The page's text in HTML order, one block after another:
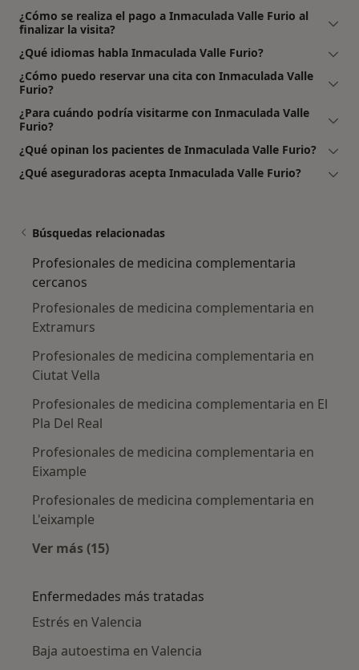
¿Cómo se realiza el pago a Inmaculada Valle Furio al
finalizar la visita?
¿Qué idiomas habla Inmaculada Valle Furio?
¿Cómo puedo reservar una cita con Inmaculada Valle
Furio?
¿Para cuándo podría visitarme con Inmaculada Valle
Furio?
¿Qué opinan los pacientes de Inmaculada Valle Furio?
¿Qué aseguradoras acepta Inmaculada Valle Furio?
Búsquedas relacionadas
Profesionales de medicina complementaria
cercanos
Profesionales de medicina complementaria en
Extramurs
Profesionales de medicina complementaria en
Ciutat Vella
Profesionales de medicina complementaria en El
Pla Del Real
Profesionales de medicina complementaria en
Eixample
Profesionales de medicina complementaria en
L'eixample
Ver más (15)
Enfermedades más tratadas
Estrés en Valencia
Baja autoestima en Valencia